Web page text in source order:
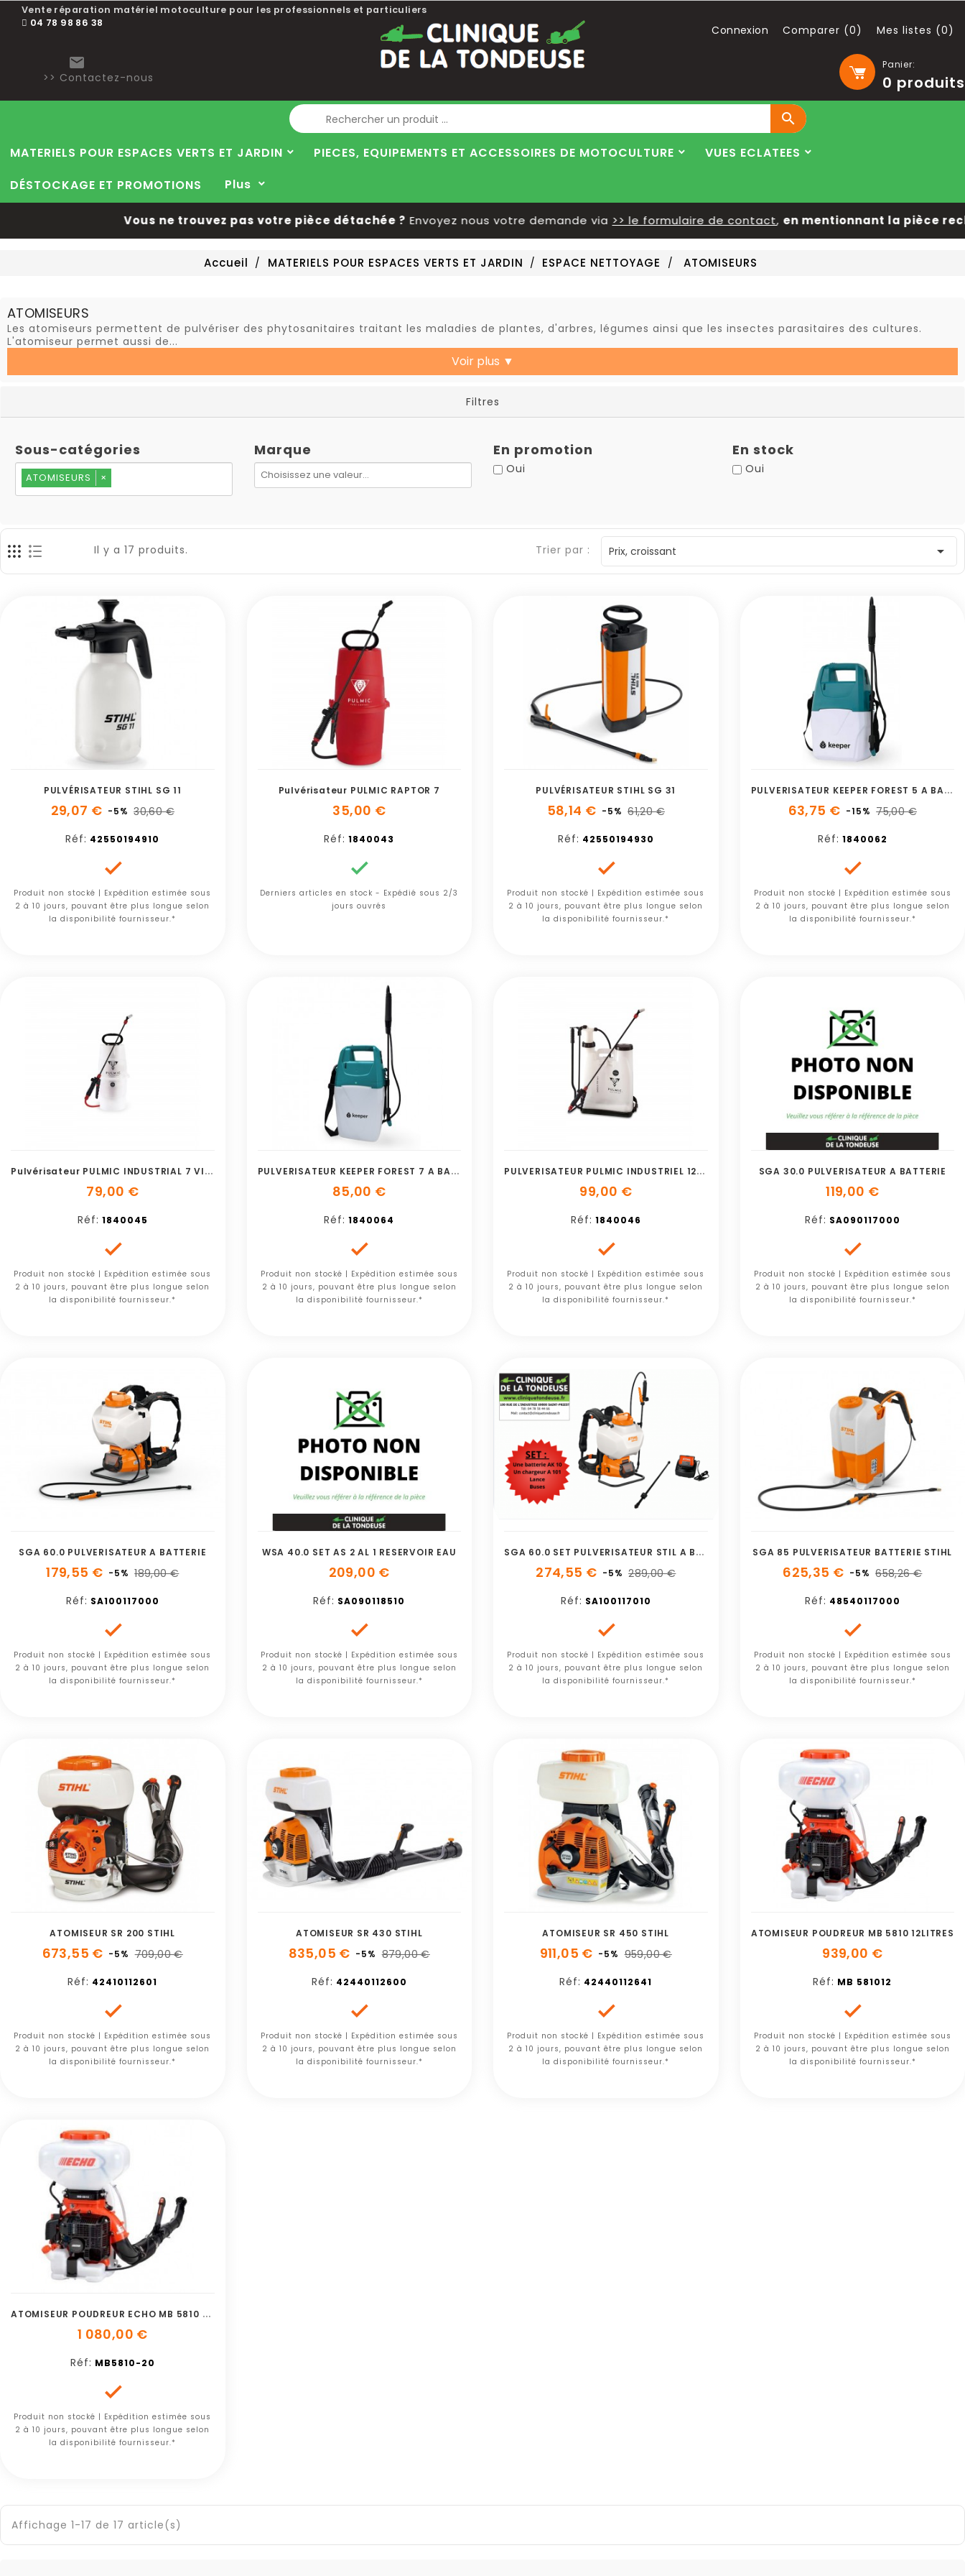
Vente réparation matériel motoculture pour les professionnels et particuliers
04 78 98 86 38
Panier:
0 produits

>> Contactez-nous
Connexion Comparer (0) Mes listes (0)
Blog

MATERIELS POUR ESPACES VERTS ET JARDIN PIECES, EQUIPEMENTS ET ACCESSOIRES DE MOTOCULTURE
VUES ECLATEES
DÉSTOCKAGE ET PROMOTIONS
Plus
Vous ne trouvez pas votre pièce détachée ?Envoyez nous votre demande via >> le formulaire de contact,en mentionnant la pièce
Accueil MATERIELS POUR ESPACES VERTS ET JARDIN ESPACE NETTOYAGE ATOMISEURS
ATOMISEURS
Les atomiseurs permettent de pulvériser des phytosanitaires traitant les maladies de plantes, d'arbres, légumes ainsi que les insectes parasitaires des cultures.
L'atomiseur permet aussi de...
Voir plus ▼
Filtres
Sous-catégories
ATOMISEURS ×
Marque En promotion
Oui
En stock
Oui
Il y a 17 produits. Trier par : Prix, croissant 
PULVÉRISATEUR STIHL SG 11
29,07 € -5% 30,60 €
Réf: 42550194910

Produit non stocké | Expédition estimée sous
2 à 10 jours, pouvant être plus longue selon
la disponibilité fournisseur.*
Pulvérisateur PULMIC RAPTOR 7
35,00 €
Réf: 1840043

Derniers articles en stock - Expédié sous 2/3
jours ouvrés
PULVÉRISATEUR STIHL SG 31
58,14 € -5% 61,20 €
Réf: 42550194930

Produit non stocké | Expédition estimée sous
2 à 10 jours, pouvant être plus longue selon
la disponibilité fournisseur.*
P
ULVERISATEUR KEEPER FOREST 5 A BATTERIE
63,75 € -15% 75,00 €
Réf: 1840062

Produit non stocké | Expédition estimée sous
2 à 10 jours, pouvant être plus longue selon
la disponibilité fournisseur.*
P
Ulvérisateur PULMIC INDUSTRIAL 7 VITON
79,00 €
Réf: 1840045

Produit non stocké | Expédition estimée sous
2 à 10 jours, pouvant être plus longue selon
la disponibilité fournisseur.*
P
ULVERISATEUR KEEPER FOREST 7 A BATTERIE
85,00 €
Réf: 1840064

Produit non stocké | Expédition estimée sous
2 à 10 jours, pouvant être plus longue selon
la disponibilité fournisseur.*
P
ULVERISATEUR PULMIC INDUSTRIEL 12 VITON
99,00 €
Réf: 1840046

Produit non stocké | Expédition estimée sous
2 à 10 jours, pouvant être plus longue selon
la disponibilité fournisseur.*
SGA 30.0 PULVERISATEUR A BATTERIE
119,00 €
Réf: SA090117000

Produit non stocké | Expédition estimée sous
2 à 10 jours, pouvant être plus longue selon
la disponibilité fournisseur.*
SGA 60.0 PULVERISATEUR A BATTERIE
179,55 € -5% 189,00 €
Réf: SA100117000

Produit non stocké | Expédition estimée sous
2 à 10 jours, pouvant être plus longue selon
la disponibilité fournisseur.*
WSA 40.0 SET AS 2 AL 1 RESERVOIR EAU
209,00 €
Réf: SA090118510

Produit non stocké | Expédition estimée sous
2 à 10 jours, pouvant être plus longue selon
la disponibilité fournisseur.*
S
GA 60.0 SET PULVERISATEUR STIL A BATTERIE
274,55 € -5% 289,00 €
Réf: SA100117010

Produit non stocké | Expédition estimée sous
2 à 10 jours, pouvant être plus longue selon
la disponibilité fournisseur.*
SGA 85 PULVERISATEUR BATTERIE STIHL
625,35 € -5% 658,26 €
Réf: 48540117000

Produit non stocké | Expédition estimée sous
2 à 10 jours, pouvant être plus longue selon
la disponibilité fournisseur.*
ATOMISEUR SR 200 STIHL
673,55 € -5% 709,00 €
Réf: 42410112601

Produit non stocké | Expédition estimée sous
2 à 10 jours, pouvant être plus longue selon
la disponibilité fournisseur.*
ATOMISEUR SR 430 STIHL
835,05 € -5% 879,00 €
Réf: 42440112600

Produit non stocké | Expédition estimée sous
2 à 10 jours, pouvant être plus longue selon
la disponibilité fournisseur.*
ATOMISEUR SR 450 STIHL
911,05 € -5% 959,00 €
Réf: 42440112641

Produit non stocké | Expédition estimée sous
2 à 10 jours, pouvant être plus longue selon
la disponibilité fournisseur.*
ATOMISEUR POUDREUR MB 5810 12LITRES
939,00 €
Réf: MB 581012

Produit non stocké | Expédition estimée sous
2 à 10 jours, pouvant être plus longue selon
la disponibilité fournisseur.*
A
TOMISEUR POUDREUR ECHO MB 5810 20LITRES
1 080,00 €
Réf: MB5810-20

Produit non stocké | Expédition estimée sous
2 à 10 jours, pouvant être plus longue selon
la disponibilité fournisseur.*
Affichage 1-17 de 17 article(s)
Choisissez une valeur...